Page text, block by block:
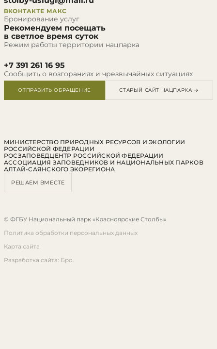
ВКОНТАКТЕ МАКС
Бронирование услуг
Рекомендуем посещать
в светлое время суток
Режим работы территории нацпарка
+7 391 261 16 95
Сообщить о возгораниях и чрезвычайных ситуациях
ОТПРАВИТЬ ОБРАЩЕНИЕ СТАРЫЙ САЙТ НАЦПАРКА →
МИНИСТЕРСТВО ПРИРОДНЫХ РЕСУРСОВ И ЭКОЛОГИИ
РОССИЙСКОЙ ФЕДЕРАЦИИ
РОСЗАПОВЕДЦЕНТР РОССИЙСКОЙ ФЕДЕРАЦИИ
АССОЦИАЦИЯ ЗАПОВЕДНИКОВ И НАЦИОНАЛЬНЫХ ПАРКОВ
АЛТАЙ-САЯНСКОГО ЭКОРЕГИОНА
РЕШАЕМ ВМЕСТЕ
© ФГБУ Национальный парк «Красноярские Столбы»
Политика обработки персональных данных
Карта сайта
Разработка сайта: Бро.